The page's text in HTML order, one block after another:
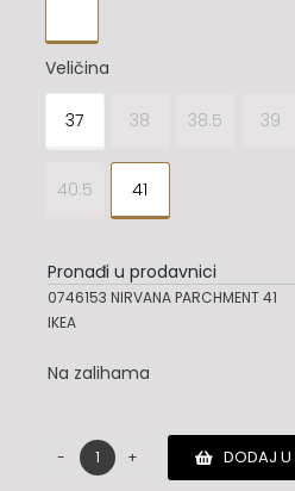
Veličina
37 38 38.5 39
40.5 41
Pronađi u prodavnici
0746153 NIRVANA PARCHMENT 41
IKEA
Na zalihama
Salvatore
DODAJ U